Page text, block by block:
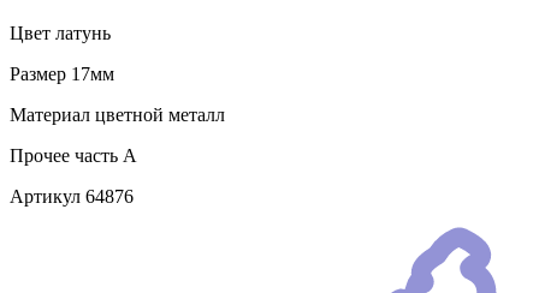
Цвет латунь
Размер 17мм
Материал цветной металл
Прочее часть A
Артикул 64876